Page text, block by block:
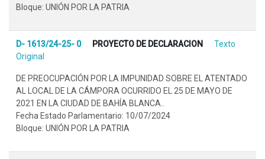
Bloque: UNIÓN POR LA PATRIA
D- 1613/24-25- 0 PROYECTO DE DECLARACION
Texto
Original
DE PREOCUPACIÓN POR LA IMPUNIDAD SOBRE EL ATENTADO
AL LOCAL DE LA CÁMPORA OCURRIDO EL 25 DE MAYO DE
2021 EN LA CIUDAD DE BAHÍA BLANCA..
Fecha Estado Parlamentario: 10/07/2024
Bloque: UNIÓN POR LA PATRIA